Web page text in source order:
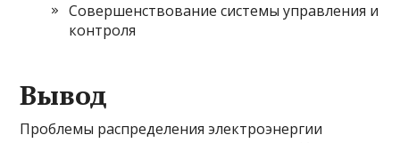
Совершенствование системы управления и
контроля
Вывод
Проблемы распределения электроэнергии